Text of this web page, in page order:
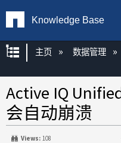
Knowledge Base
扩展/隐缩全局
主页 数据管理
Active IQ
会自动崩溃
Views: 108